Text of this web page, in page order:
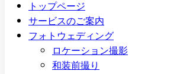
トップページ
サービスのご案内
フォトウェディング
ロケーション撮影
和装前撮り